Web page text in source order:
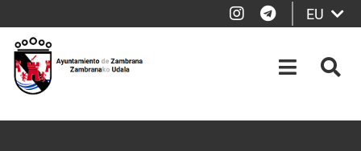
Instagram
Telegram
EU
OPEN-